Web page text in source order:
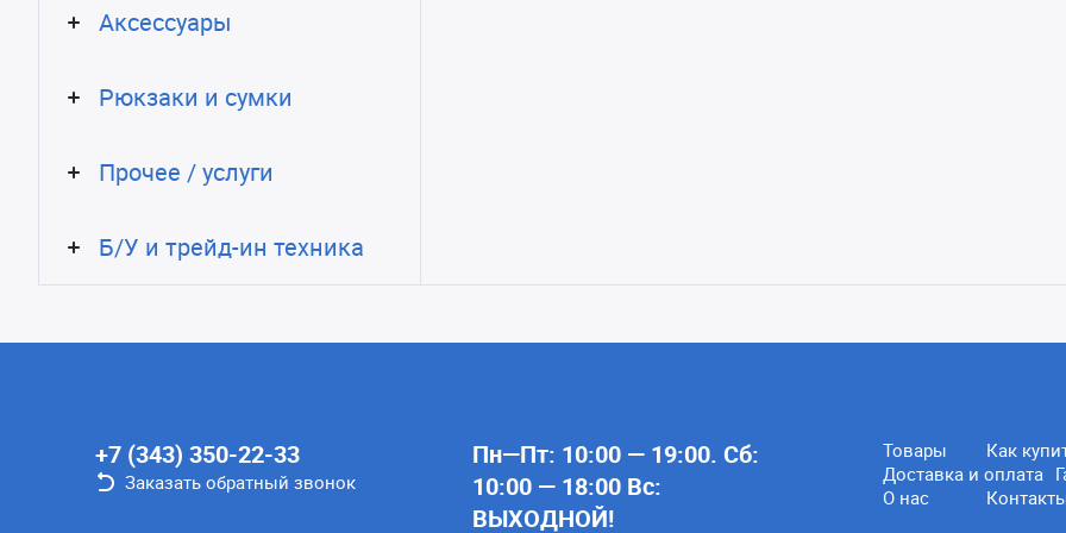
Аксессуары
Рюкзаки и сумки
Прочее / услуги
Б/У и трейд-ин техника
+7 (343) 350-22-33
Заказать обратный звонок
Пн—Пт: 10:00 — 19:00. Сб:
10:00 — 18:00 Вс:
ВЫХОДНОЙ!
Товары
Как
Доставка и оплата
О нас